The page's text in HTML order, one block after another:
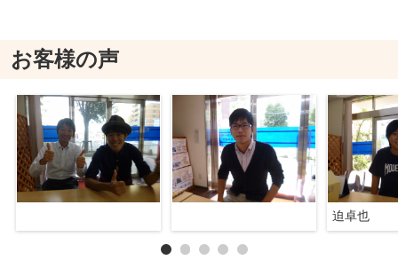
お客様の声
迫卓也